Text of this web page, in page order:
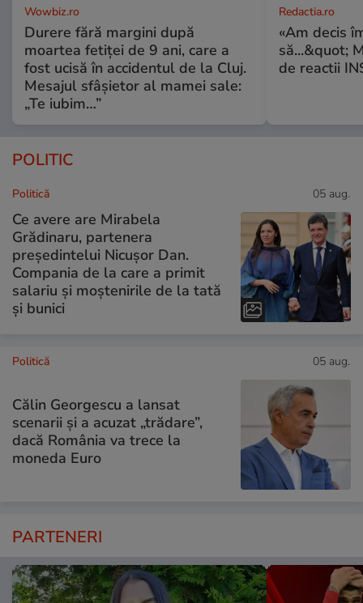
Wowbiz.ro
Durere fără margini după
moartea fetiței de 9 ani, care a
fost ucisă în accidentul de la Cluj.
Mesajul sfâșietor al mamei sale:
„Te iubim…”
Redactia.ro
«Am decis
să...&quot;
de reactii
POLITIC
Politică 05 aug.
Ce avere are Mirabela
Grădinaru, partenera
președintelui Nicușor Dan.
Compania de la care a primit
salariu și moștenirile de la tată
și bunici
Politică 05 aug.
Călin Georgescu a lansat
scenarii și a acuzat „trădare”,
dacă România va trece la
moneda Euro
PARTENERI